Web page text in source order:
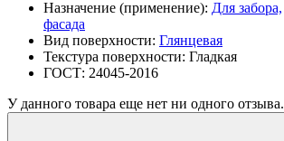
Назначение (применение): Для забора,
фасада
Вид поверхности: Глянцевая
Текстура поверхности: Гладкая
ГОСТ: 24045-2016
У данного товара еще нет ни одного отзыва.